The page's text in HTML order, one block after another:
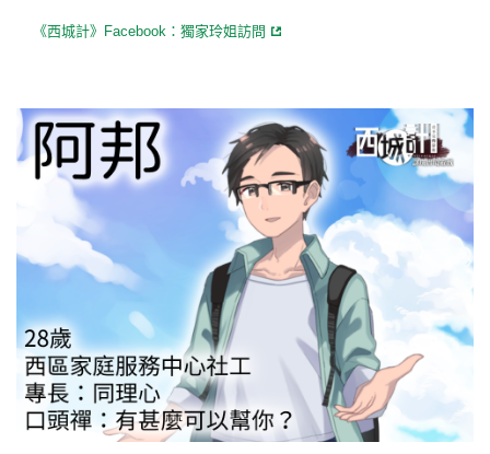
《西城計》Facebook：獨家玲姐訪問